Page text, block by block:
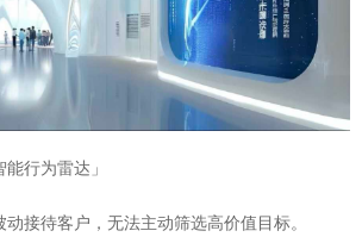
行为雷达」
接待客户，无法主动筛选高价值目标。